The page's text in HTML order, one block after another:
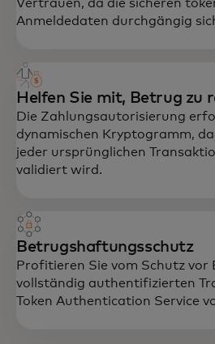
Vertrauen, da die sicheren
Anmeldedaten durchgängig
Helfen Sie mit, Betrug zu
Die Zahlungsautorisierung
dynamischen Kryptogramm,
jeder ursprünglichen
validiert wird.
Betrugshaftungsschutz
Profitieren Sie vom Schutz vor
vollständig authentifizierten
Token Authentication Service